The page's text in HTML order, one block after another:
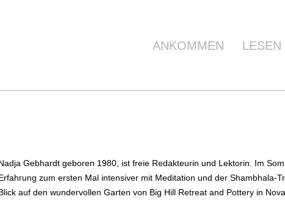
ANKOMMEN LESEN
Gebhardt geboren 1980, ist freie Redakteurin und Lektorin. Im
zum ersten Mal intensiver mit Meditation und der Shambhala-
auf den wundervollen Garten von Big Hill Retreat and Pottery in